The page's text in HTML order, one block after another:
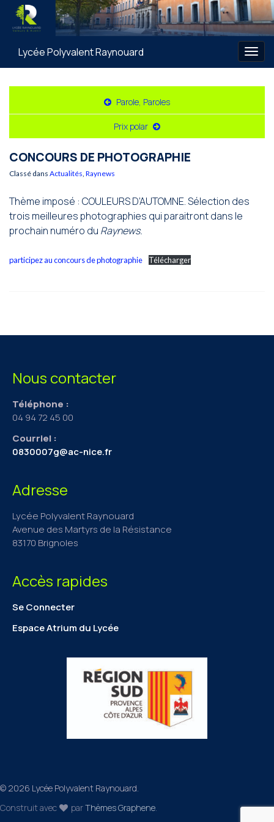
Lycée Polyvalent Raynouard
Parole, Paroles
Prix polar
CONCOURS DE PHOTOGRAPHIE
Classé dans Actualités Raynews
Thème imposé : COULEURS D’AUTOMNE. Sélection des
trois meilleures photographies qui paraitront dans le
prochain numéro du Raynews.
participez au concours de photographie Télécharger
Nous contacter
Téléphone :
04 94 72 45 00
Courriel :
0830007g@ac-nice.fr
Adresse
Lycée Polyvalent Raynouard
Avenue des Martyrs de la Résistance
83170 Brignoles
Accès rapides
Se Connecter
Espace Atrium du Lycée
© 2026 Lycée Polyvalent Raynouard.
Construit avec
parThèmes Graphene.